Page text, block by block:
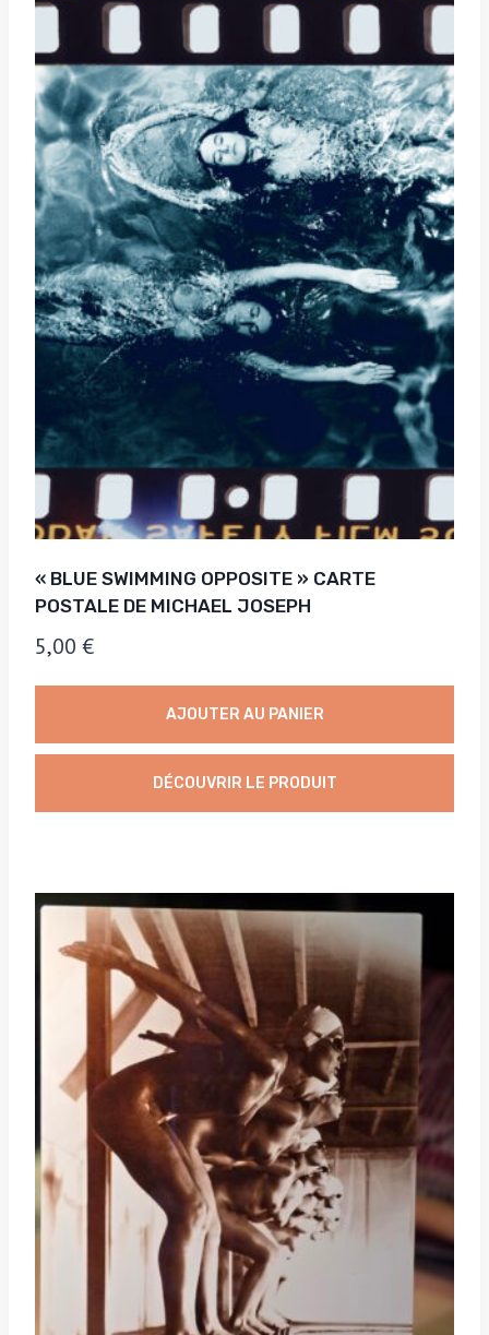
« BLUE SWIMMING OPPOSITE » CARTE
POSTALE DE MICHAEL JOSEPH
5,00 €
AJOUTER AU PANIER
DÉCOUVRIR LE PRODUIT